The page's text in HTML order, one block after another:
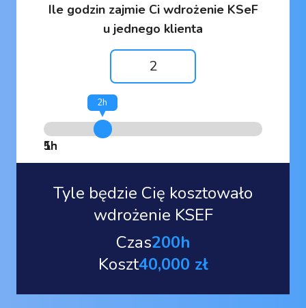
Ile godzin zajmie Ci wdrożenie KSeF
u jednego klienta
2h
1h
5h
Tyle będzie Cię kosztowało
wdrożenie KSEF
Czas200h
Koszt40,000 zł